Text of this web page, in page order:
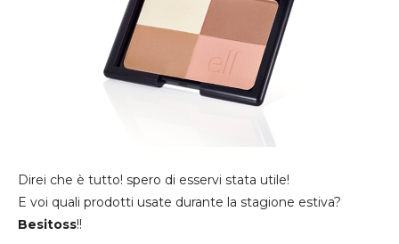
Direi che è tutto! spero di esservi stata utile!
E voi quali prodotti usate durante la stagione estiva?
Besitoss!!